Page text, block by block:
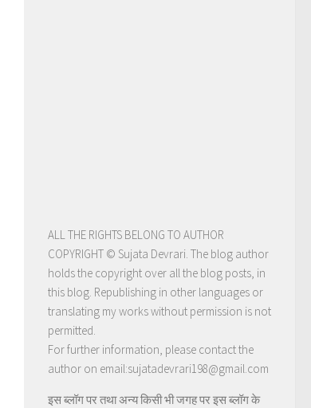
ALL THE RIGHTS BELONG TO AUTHOR
COPYRIGHT © Sujata Devrari. The blog author
holds the copyright over all the blog posts, in
this blog. Republishing in other languages or
translating my works without permission is not
permitted.
For further information, please contact the
author on email:sujatadevrari198@gmail.com
इस ब्लॉग पर तथा अन्य किसी भी जगह पर इस ब्लॉग के